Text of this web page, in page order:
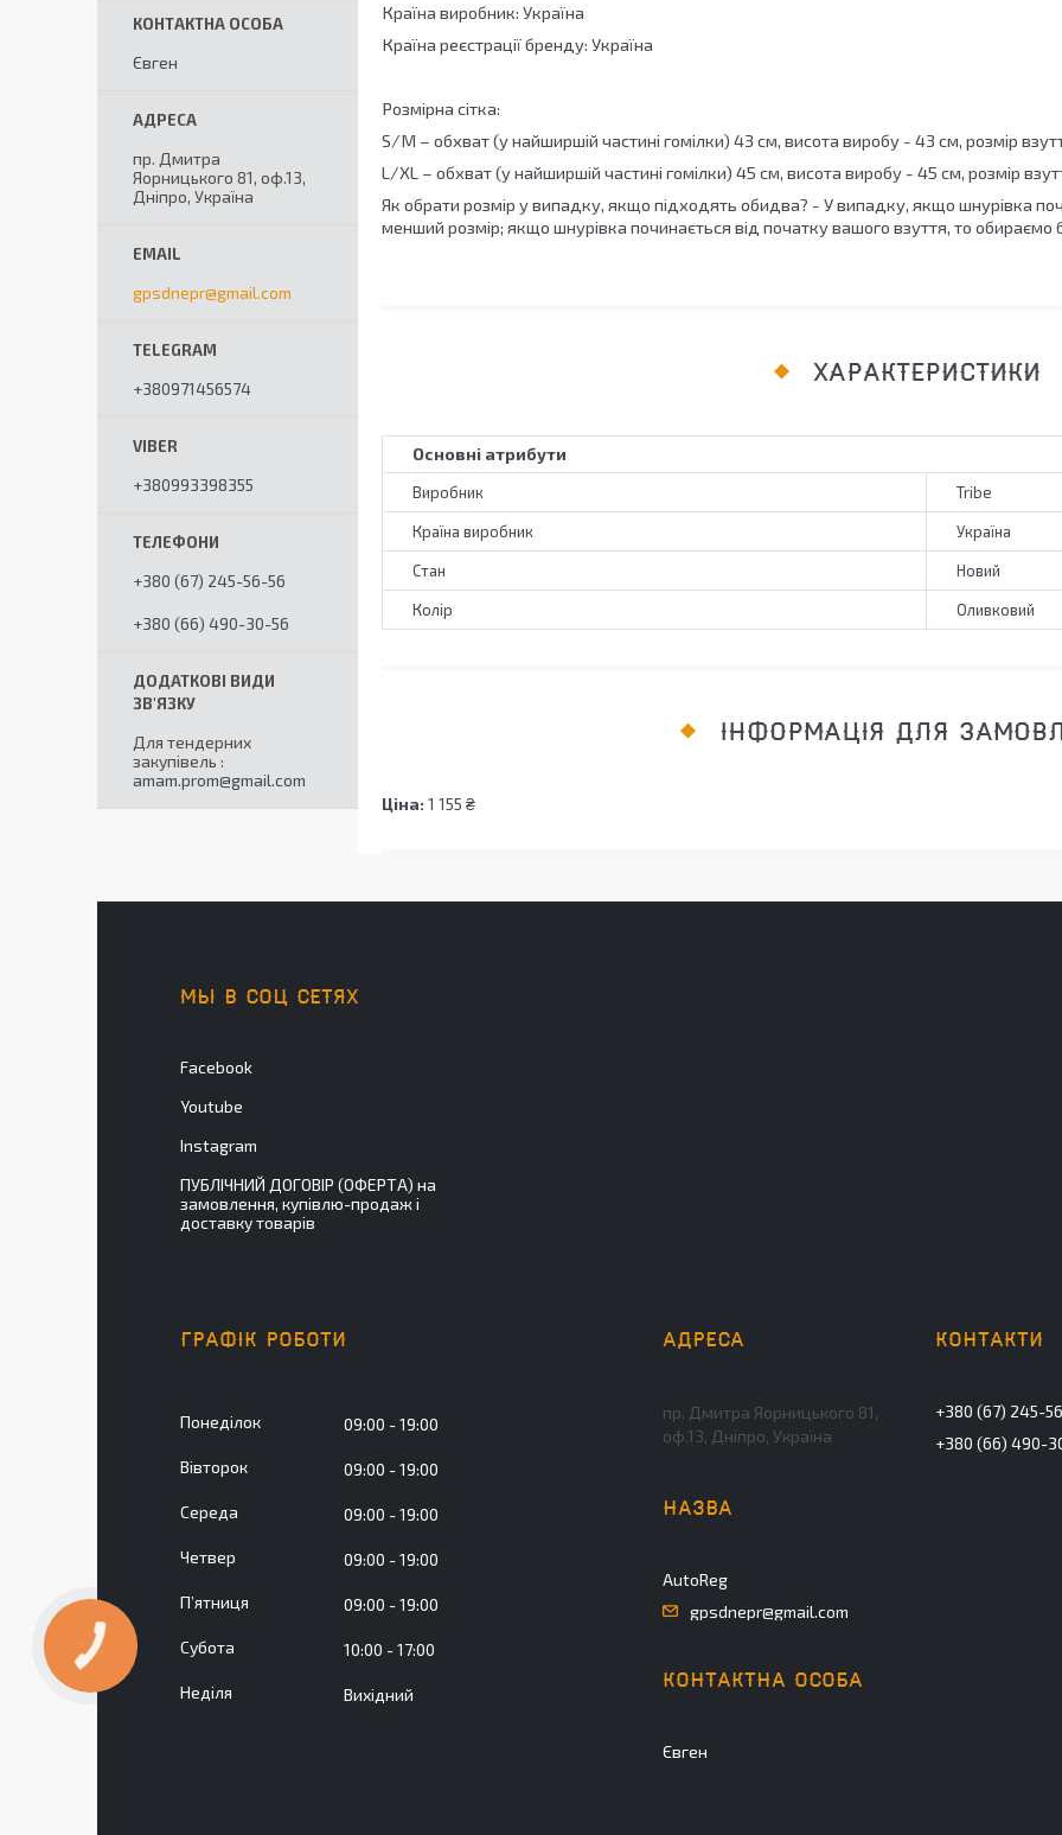
Країна виробник: Україна
Країна реєстрації бренду: Україна
Розмірна сітка:
S/M – обхват (у найширшій частині гомілки) 43 см, висота виробу - 43 см, розмір
L/XL – обхват (у найширшій частині гомілки) 45 см, висота виробу - 45 см, розмір
Як обрати розмір у випадку, якщо підходять обидва? - У випадку, якщо шнурівка
менший розмір; якщо шнурівка починається від початку вашого взуття, то обираємо
ХАРАКТЕРИСТИКИ
Основні атрибути
Виробник Tribe
Країна виробник Україна
Стан Новий
Колір Оливковий
ІНФОРМАЦІЯ ДЛЯ
Ціна: 1 155 ₴
Євген
пр. Дмитра
Яорницького 81, оф.13,
Дніпро, Україна
gpsdnepr@gmail.com
+380971456574
+380993398355
+380 (67) 245-56-56
+380 (66) 490-30-56
Для тендерних
закупівель
amam.prom@gmail.com
МЫ В СОЦ СЕТЯХ
Facebook
Youtube
Instagram
ПУБЛІЧНИЙ ДОГОВІР (ОФЕРТА) на
замовлення, купівлю-продаж і
доставку товарів
ГРАФІК РОБОТИ
Понеділок 09:00 19:00
Вівторок 09:00 19:00
Середа 09:00 19:00
Четвер 09:00 19:00
Пʼятниця 09:00 19:00
Субота 10:00 17:00
Неділя Вихідний
пр. Дмитра Яорницького 81,
оф.13, Дніпро, Україна
AutoReg
gpsdnepr@gmail.com
Євген
+380 (67) 245-
+380 (66) 490-
КНОПКА
ЗВ'ЯЗКУ